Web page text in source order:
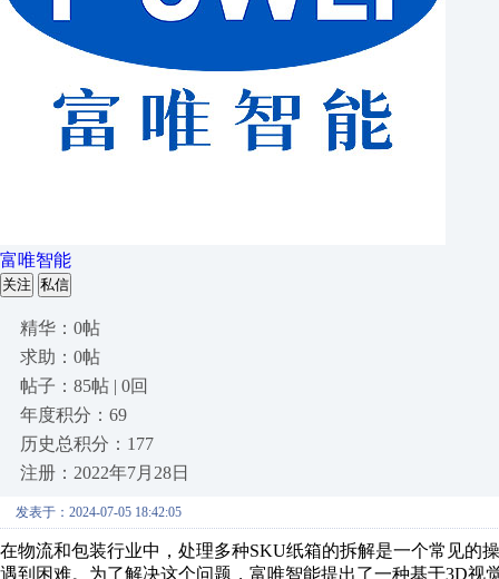
富唯智能
关注 私信
精华：0帖
求助：0帖
帖子：85帖 | 0回
年度积分：69
历史总积分：177
注册：2022年7月28日
发表于：2024-07-05 18:42:05
在物流和包装行业中，处理多种SKU纸箱的拆解是一个常见的
遇到困难。为了解决这个问题，富唯智能提出了一种基于3D